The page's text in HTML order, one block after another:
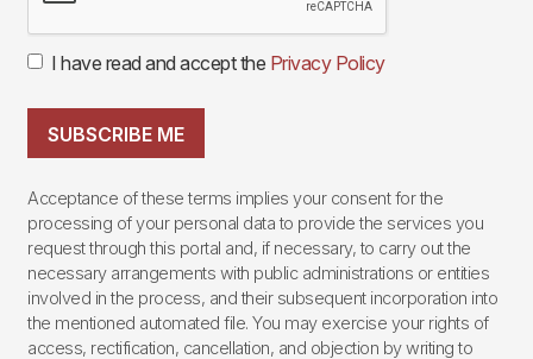
I have read and accept the Privacy Policy
SUBSCRIBE ME
Acceptance of these terms implies your consent for the
processing of your personal data to provide the services you
request through this portal and, if necessary, to carry out the
necessary arrangements with public administrations or entities
involved in the process, and their subsequent incorporation into
the mentioned automated file. You may exercise your rights of
access, rectification, cancellation, and objection by writing to